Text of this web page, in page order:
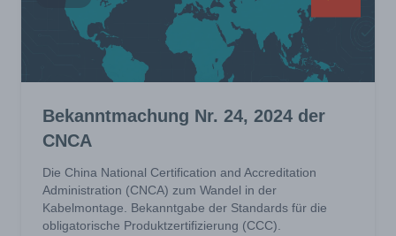
Bekanntmachung Nr. 24, 2024 der
CNCA
Die China National Certification and Accreditation
Administration (CNCA) zum Wandel in der
Kabelmontage. Bekanntgabe der Standards für die
obligatorische Produktzertifizierung (CCC).